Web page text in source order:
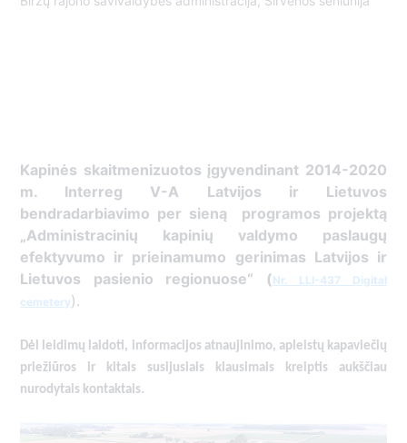
Kapinės skaitmenizuotos įgyvendinant 2014-2020
m. Interreg V-A Latvijos ir Lietuvos
bendradarbiavimo per sieną programos projektą
„Administracinių kapinių valdymo paslaugų
efektyvumo ir prieinamumo gerinimas Latvijos ir
Lietuvos pasienio regionuose“ (Nr. LLI-437 Digital
cemetery).
Dėl leidimų laidoti, informacijos atnaujinimo, apleistų kapaviečių
priežiūros ir kitais susijusiais klausimais kreiptis aukščiau
nurodytais kontaktais.